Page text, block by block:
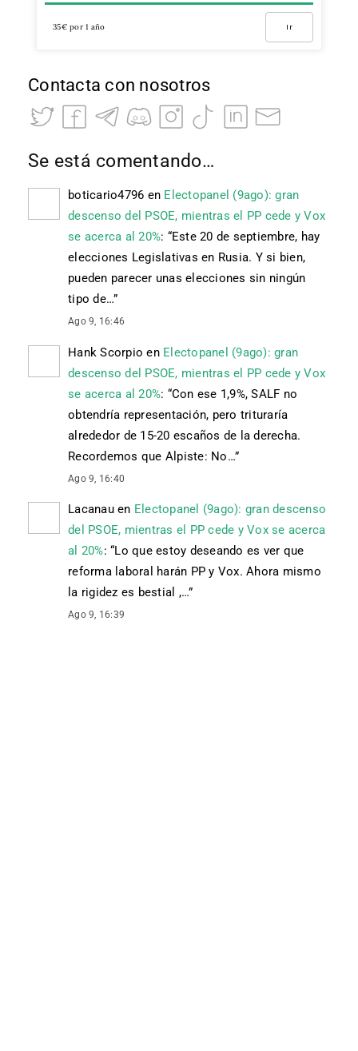
35€ por 1 año Ir
Contacta con nosotros
Se está comentando…
boticario4796 en Electopanel (9ago): gran
descenso del PSOE, mientras el PP cede y Vox
se acerca al 20%: “Este 20 de septiembre, hay
elecciones Legislativas en Rusia. Y si bien,
pueden parecer unas elecciones sin ningún
tipo de…”
Ago 9, 16:46
Hank Scorpio en Electopanel (9ago): gran
descenso del PSOE, mientras el PP cede y Vox
se acerca al 20%: “Con ese 1,9%, SALF no
obtendría representación, pero trituraría
alrededor de 15-20 escaños de la derecha.
Recordemos que Alpiste: No…”
Ago 9, 16:40
Lacanauen Electopanel (9ago): gran descenso
del PSOE, mientras el PP cede y Vox se acerca
al 20%: “Lo que estoy deseando es ver que
reforma laboral harán PP y Vox. Ahora mismo
la rigidez es bestial ,…”
Ago 9, 16:39